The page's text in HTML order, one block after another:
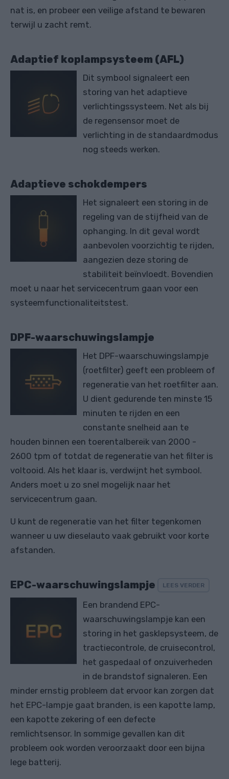
nat is, en probeer een veilige afstand te bewaren
terwijl u zacht remt.
Adaptief koplampsysteem (AFL)
Dit symbool signaleert een
storing van het adaptieve
verlichtingssysteem. Net als bij
de regensensor moet de
verlichting in de standaardmodus
nog steeds werken.
Adaptieve schokdempers
Het signaleert een storing in de
regeling van de stijfheid van de
ophanging. In dit geval wordt
aanbevolen voorzichtig te rijden,
aangezien deze storing de
stabiliteit beïnvloedt. Bovendien
moet u naar het servicecentrum gaan voor een
systeemfunctionaliteitstest.
DPF-waarschuwingslampje
Het DPF-waarschuwingslampje
(roetfilter) geeft een probleem of
regeneratie van het roetfilter aan.
U dient gedurende ten minste 15
minuten te rijden en een
constante snelheid aan te
houden binnen een toerentalbereik van 2000 -
2600 tpm of totdat de regeneratie van het filter is
voltooid. Als het klaar is, verdwijnt het symbool.
Anders moet u zo snel mogelijk naar het
servicecentrum gaan.
U kunt de regeneratie van het filter tegenkomen
wanneer u uw dieselauto vaak gebruikt voor korte
afstanden.
EPC-waarschuwingslampje LEES VERDER
Een brandend EPC-
waarschuwingslampje kan een
storing in het gasklepsysteem, de
tractiecontrole, de cruisecontrol,
het gaspedaal of onzuiverheden
in de brandstof signaleren. Een
minder ernstig probleem dat ervoor kan zorgen dat
het EPC-lampje gaat branden, is een kapotte lamp,
een kapotte zekering of een defecte
remlichtsensor. In sommige gevallen kan dit
probleem ook worden veroorzaakt door een bijna
lege batterij.